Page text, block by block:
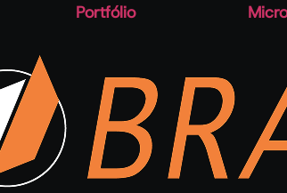
Portfólio